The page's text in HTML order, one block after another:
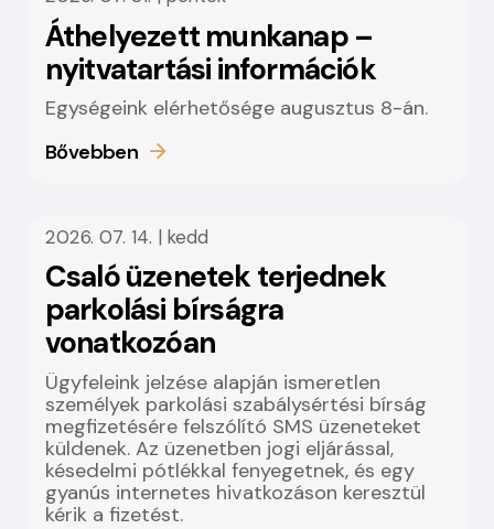
Áthelyezett munkanap –
nyitvatartási információk
Egységeink elérhetősége augusztus 8-án.
Bővebben
2026. 07. 14. | kedd
Csaló üzenetek terjednek
parkolási bírságra
vonatkozóan
Ügyfeleink jelzése alapján ismeretlen
személyek parkolási szabálysértési bírság
megfizetésére felszólító SMS üzeneteket
küldenek. Az üzenetben jogi eljárással,
késedelmi pótlékkal fenyegetnek, és egy
gyanús internetes hivatkozáson keresztül
kérik a fizetést.